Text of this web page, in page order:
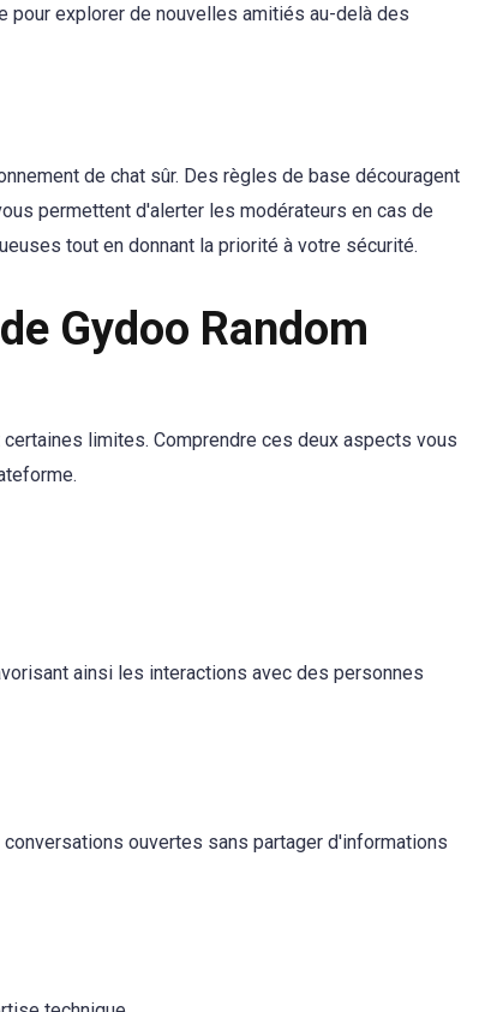
pour explorer de nouvelles amitiés au-delà des
de chat sûr. Des règles de base découragent
permettent d'alerter les modérateurs en cas de
tout en donnant la priorité à votre sécurité.
Gydoo Random
limites. Comprendre ces deux aspects vous
ainsi les interactions avec des personnes
ouvertes sans partager d'informations